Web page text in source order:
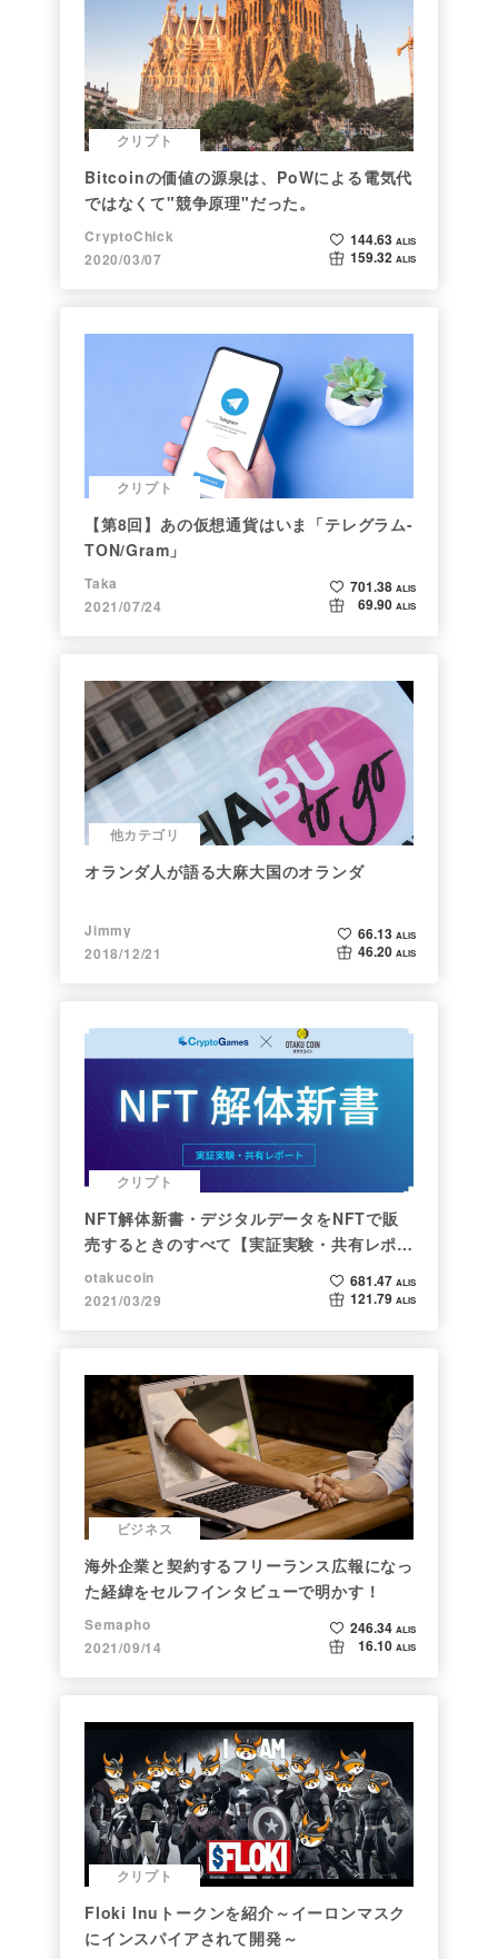
クリプト
Bitcoinの価値の源泉は、PoWによる電気代
ではなくて"競争原理"だった。
CryptoChick
2020/03/07
144.63 ALIS
159.32 ALIS
クリプト
【第8回】あの仮想通貨はいま「テレグラム-
TON/Gram」
Taka
2021/07/24
701.38 ALIS
69.90 ALIS
他カテゴリ
オランダ人が語る大麻大国のオランダ
Jimmy
2018/12/21
66.13 ALIS
46.20 ALIS
クリプト
NFT解体新書・デジタルデータをNFTで販
売するときのすべて【実証実験・共有レポー
ト】
otakucoin
2021/03/29
681.47 ALIS
121.79 ALIS
ビジネス
海外企業と契約するフリーランス広報になっ
た経緯をセルフインタビューで明かす！
Semapho
2021/09/14
246.34 ALIS
16.10 ALIS
クリプト
Floki Inuトークンを紹介～イーロンマスク
にインスパイアされて開発～